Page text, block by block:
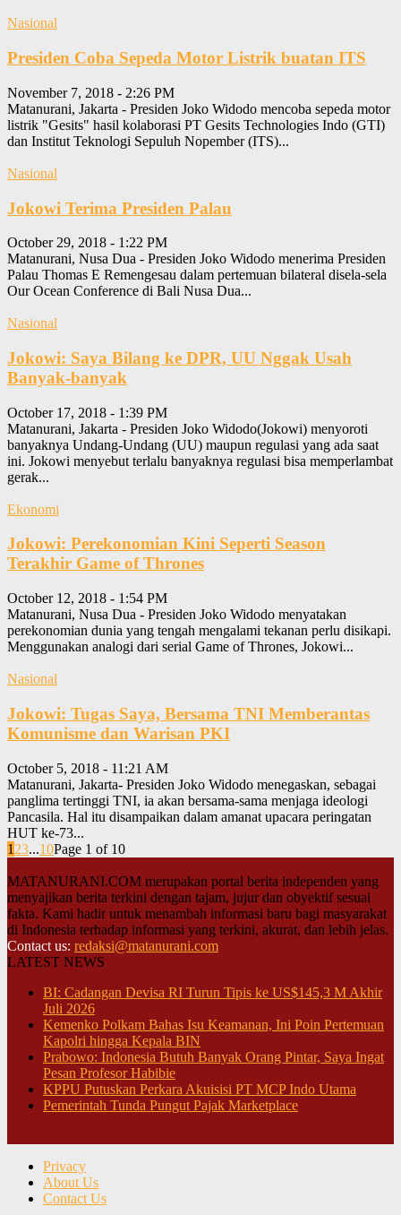
Nasional
Presiden Coba Sepeda Motor Listrik buatan ITS
November 7, 2018 - 2:26 PM
Matanurani, Jakarta - Presiden Joko Widodo mencoba sepeda motor
listrik "Gesits" hasil kolaborasi PT Gesits Technologies Indo (GTI)
dan Institut Teknologi Sepuluh Nopember (ITS)...
Nasional
Jokowi Terima Presiden Palau
October 29, 2018 - 1:22 PM
Matanurani, Nusa Dua - Presiden Joko Widodo menerima Presiden
Palau Thomas E Remengesau dalam pertemuan bilateral disela-sela
Our Ocean Conference di Bali Nusa Dua...
Nasional
Jokowi: Saya Bilang ke DPR, UU Nggak Usah
Banyak-banyak
October 17, 2018 - 1:39 PM
Matanurani, Jakarta - Presiden Joko Widodo(Jokowi) menyoroti
banyaknya Undang-Undang (UU) maupun regulasi yang ada saat
ini. Jokowi menyebut terlalu banyaknya regulasi bisa memperlambat
gerak...
Ekonomi
Jokowi: Perekonomian Kini Seperti Season
Terakhir Game of Thrones
October 12, 2018 - 1:54 PM
Matanurani, Nusa Dua - Presiden Joko Widodo menyatakan
perekonomian dunia yang tengah mengalami tekanan perlu disikapi.
Menggunakan analogi dari serial Game of Thrones, Jokowi...
Nasional
Jokowi: Tugas Saya, Bersama TNI Memberantas
Komunisme dan Warisan PKI
October 5, 2018 - 11:21 AM
Matanurani, Jakarta- Presiden Joko Widodo menegaskan, sebagai
panglima tertinggi TNI, ia akan bersama-sama menjaga ideologi
Pancasila. Hal itu disampaikan dalam amanat upacara peringatan
HUT ke-73...
1 23...10Page 1 of 10
MATANURANI.COM merupakan portal berita independen yang
menyajikan berita terkini dengan tajam, jujur dan obyektif sesuai
fakta. Kami hadir untuk menambah informasi baru bagi masyarakat
di Indonesia terhadap informasi yang terkini, akurat, dan lebih jelas.
Contact us: redaksi@matanurani.com
LATEST NEWS
BI: Cadangan Devisa RI Turun Tipis ke US$145,3 M Akhir
Juli 2026
Kemenko Polkam Bahas Isu Keamanan, Ini Poin Pertemuan
Kapolri hingga Kepala BIN
Prabowo: Indonesia Butuh Banyak Orang Pintar, Saya Ingat
Pesan Profesor Habibie
KPPU Putuskan Perkara Akuisisi PT MCP Indo Utama
Pemerintah Tunda Pungut Pajak Marketplace
Privacy
About Us
Contact Us